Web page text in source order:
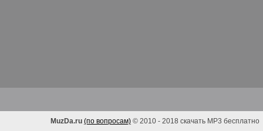
MuzDa.ru (по вопросам) © 2010 - 2018 скачать MP3 бесплатно